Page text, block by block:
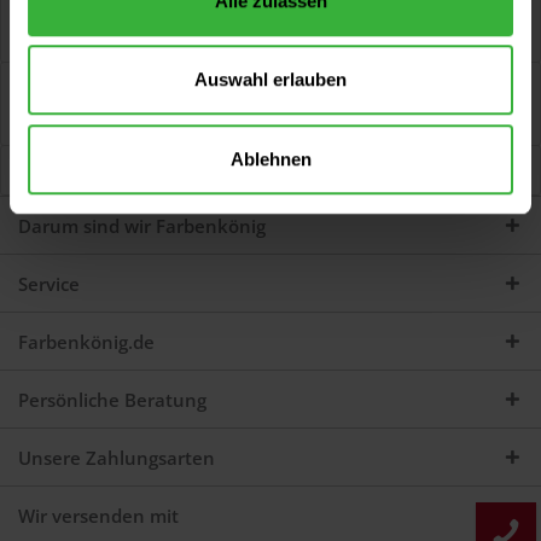
Auswahl erlauben
Ablehnen
All-Grund Spray (Weiß) Universelle Grundierung und
Haftvermittler als Grund- und...mehr
Jetzt Bewertungen zum Artikel lesen...mehr
Darum sind wir Farbenkönig
Service
Farbenkönig.de
Persönliche Beratung
Unsere Zahlungsarten
Wir versenden mit